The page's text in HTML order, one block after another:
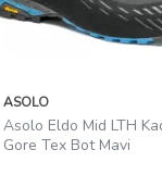
ASOLO
Asolo Eldo Mid LTH
Gore Tex Bot Mavi